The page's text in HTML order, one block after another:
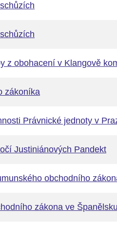
z obohacení v Klangově
zákoníka
Právnické jednoty v
Justiniánových Pandekt
obchodního
zákona ve